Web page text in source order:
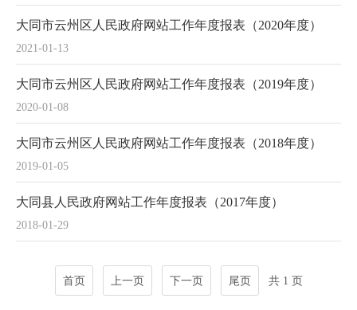
2021-01-13
大同市云州区人民政府网站工作年度报表（2020年度）
2020-01-08
大同市云州区人民政府网站工作年度报表（2019年度）
2019-01-05
大同市云州区人民政府网站工作年度报表（2018年度）
2018-01-29
大同县人民政府网站工作年度报表（2017年度）
首页 上一页 下一页 尾页 共 1 页